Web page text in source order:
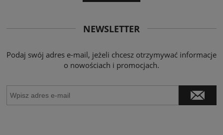
NEWSLETTER
Podaj swój adres e-mail, jeżeli chcesz otrzymywać informacje
o nowościach i promocjach.